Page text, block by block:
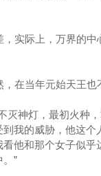
实际上，万界的
在当年元始天王也
神灯，最初火种
我的威胁，他这
他和那个女子似
”